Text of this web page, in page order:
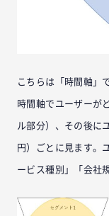
こちらは「時間軸」
時間軸でユーザーが
ル部分）、その後に
円）ごとに見ます。
ービス種別」「会社